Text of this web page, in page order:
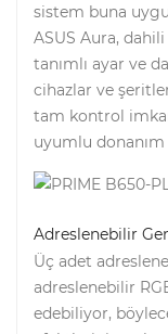
sistem buna
ASUS Aura,
tanımlı ayar ve
cihazlar ve
tam kontrol
uyumlu
Adreslenebilir
Üç adet
adreslenebilir
edebiliyor,